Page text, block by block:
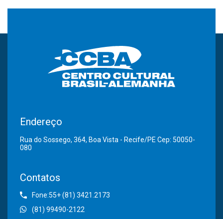
Endereço
Rua do Sossego, 364, Boa Vista - Recife/PE Cep: 50050-
080
Contatos
Fone:55+ (81) 3421.2173
(81) 99490-2122